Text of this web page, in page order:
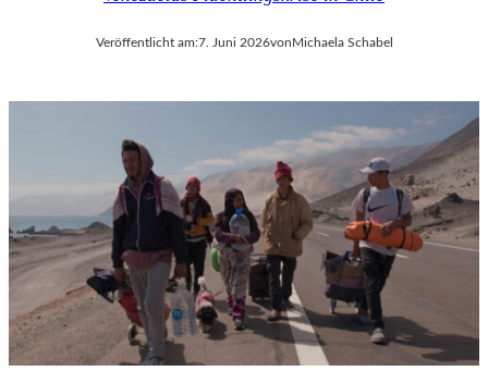
Veröffentlicht am:7. Juni 2026vonMichaela Schabel